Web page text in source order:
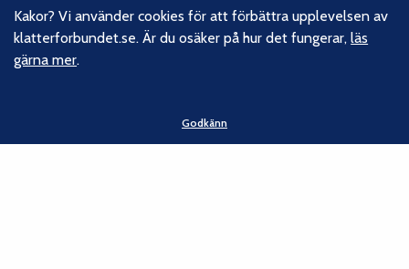
Kiruna i norr. Klättrarna i Sverige är dock betydligt fler och vi
för din talan, oavsett om du är medlem eller inte.Läs om
vårt hållbarhetsarbete.
Facebook
Kakor? Vi använder cookies för att förbättra upplevelsen av
klatterforbundet.se. Är du osäker på hur det fungerar,läs
gärna mer.
Godkänn